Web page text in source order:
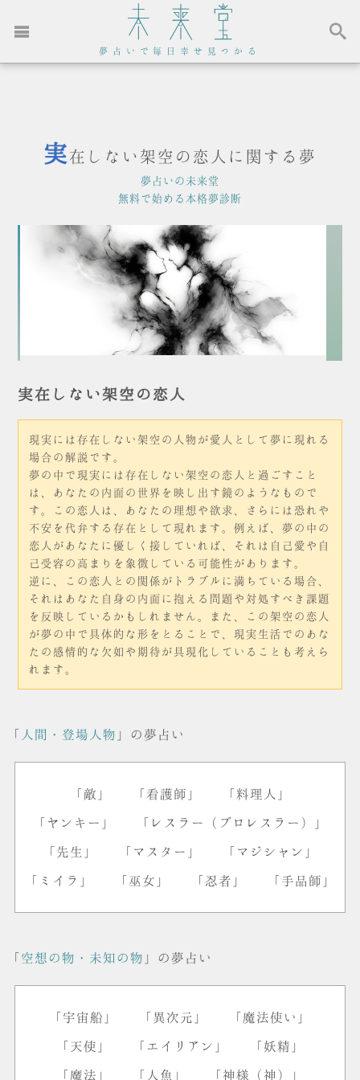
夢占いで毎日幸せ見つかる
実在しない架空の恋人に関する夢
夢占いの未来堂
無料で始める本格夢診断
実在しない架空の恋人
現実には存在しない架空の人物が愛人として夢に現れる
場合の解説です。
夢の中で現実には存在しない架空の恋人と過ごすこと
は、あなたの内面の世界を映し出す鏡のようなもので
す。この恋人は、あなたの理想や欲求、さらには恐れや
不安を代弁する存在として現れます。例えば、夢の中の
恋人があなたに優しく接していれば、それは自己愛や自
己受容の高まりを象徴している可能性があります。
逆に、この恋人との関係がトラブルに満ちている場合、
それはあなた自身の内面に抱える問題や対処すべき課題
を反映しているかもしれません。また、この架空の恋人
が夢の中で具体的な形をとることで、現実生活でのあな
たの感情的な欠如や期待が具現化していることも考えら
れます。
「 人間・登場人物 」の夢占い
「敵」 「看護師」 「料理人」
「ヤンキー」 「レスラー（プロレスラー）」
「先生」 「マスター」 「マジシャン」
「ミイラ」 「巫女」 「忍者」 「手品師」
「 空想の物・未知の物 」の夢占い
「宇宙船」 「異次元」 「魔法使い」
「天使」 「エイリアン」 「妖精」
「魔法」 「人魚」 「神様（神）」